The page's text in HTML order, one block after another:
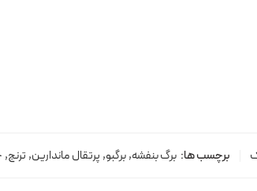
برچسب ها: برگ بنفشه,برگبو, پرتقال ماندارین, ترنج,